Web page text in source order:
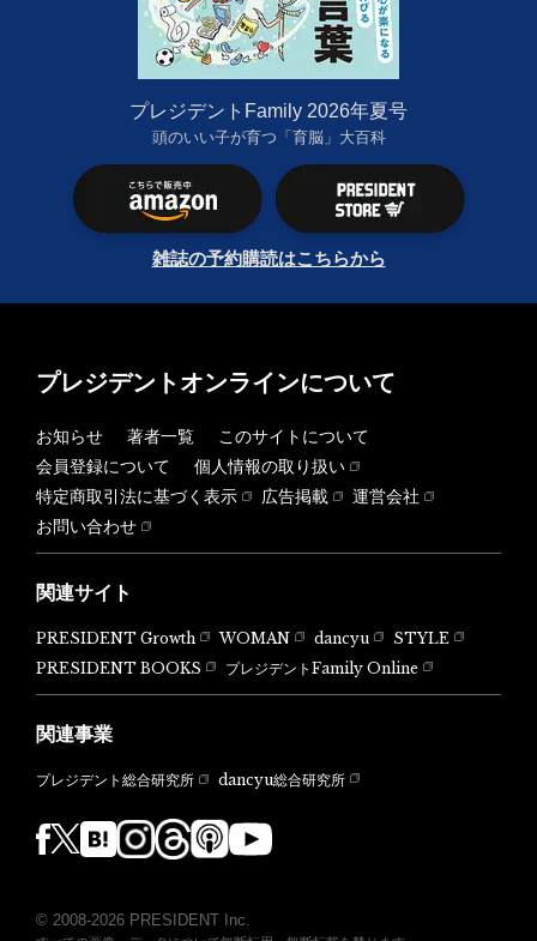
プレジデントFamily 2026年夏号
頭のいい子が育つ「育脳」大百科
雑誌の予約購読はこちらから
プレジデントオンラインについて
お知らせ 著者一覧
このサイトについて
会員登録について
個人情報の取り扱い
特定商取引法に基づく表示
広告掲載
運営会社
お問い合わせ
関連サイト
PRESIDENT Growth WOMAN dancyu
STYLE
PRESIDENT BOOKS
プレジデントFamily Online
関連事業
プレジデント総合研究所 dancyu総合研究所
© 2008-2026 PRESIDENT Inc.